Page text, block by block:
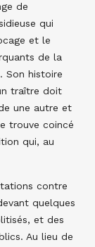
de
qui
et le
de la
Son histoire
traître doit
une autre et
trouve coincé
qui, au
contre
quelques
et des
Au lieu de